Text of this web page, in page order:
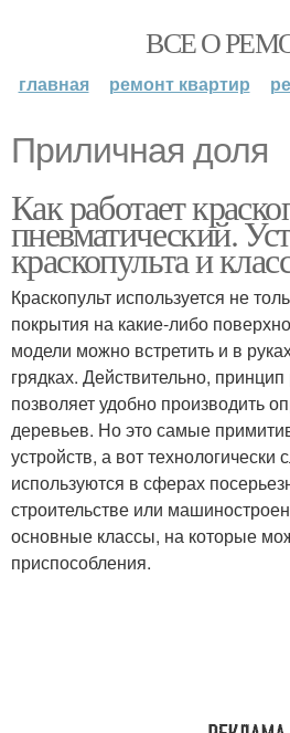
ВСЕ О
главная ремонт квартир
Приличная доля
Как работает
пневматический.
краскопульта и
Краскопульт используется не
покрытия на какие-либо
модели можно встретить и в
грядках. Действительно,
позволяет удобно производить
деревьев. Но это самые
устройств, а вот
используются в сферах
строительстве или
основные классы, на которые
приспособления.